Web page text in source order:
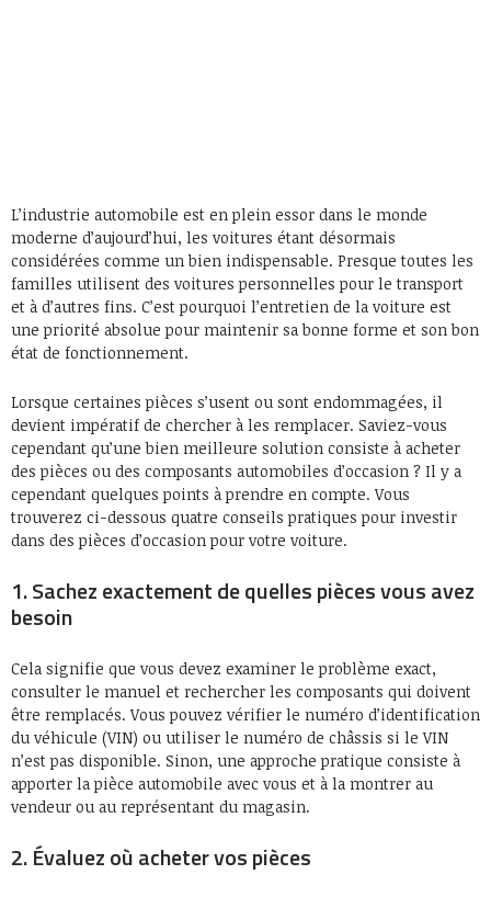
L’industrie automobile est en plein essor dans le monde
moderne d’aujourd’hui, les voitures étant désormais
considérées comme un bien indispensable. Presque toutes les
familles utilisent des voitures personnelles pour le transport
et à d’autres fins. C’est pourquoi l’entretien de la voiture est
une priorité absolue pour maintenir sa bonne forme et son bon
état de fonctionnement.
Lorsque certaines pièces s’usent ou sont endommagées, il
devient impératif de chercher à les remplacer. Saviez-vous
cependant qu’une bien meilleure solution consiste à acheter
des pièces ou des composants automobiles d’occasion ? Il y a
cependant quelques points à prendre en compte. Vous
trouverez ci-dessous quatre conseils pratiques pour investir
dans des pièces d’occasion pour votre voiture.
1. Sachez exactement de quelles pièces vous avez
besoin
Cela signifie que vous devez examiner le problème exact,
consulter le manuel et rechercher les composants qui doivent
être remplacés. Vous pouvez vérifier le numéro d’identification
du véhicule (VIN) ou utiliser le numéro de châssis si le VIN
n’est pas disponible. Sinon, une approche pratique consiste à
apporter la pièce automobile avec vous et à la montrer au
vendeur ou au représentant du magasin.
2. Évaluez où acheter vos pièces